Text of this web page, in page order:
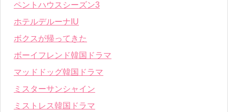
ペントハウスシーズン3
ホテルデルーナIU
ボクスが帰ってきた
ボーイフレンド韓国ドラマ
マッドドッグ韓国ドラマ
ミスターサンシャイン
ミストレス韓国ドラマ